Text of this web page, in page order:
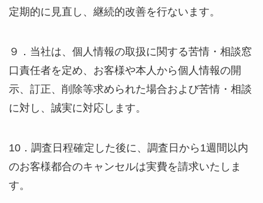
定期的に見直し、継続的改善を行ないます。
９．当社は、個人情報の取扱に関する苦情・相談窓
口責任者を定め、お客様や本人から個人情報の開
示、訂正、削除等求められた場合および苦情・相談
に対し、誠実に対応します。
10．調査日程確定した後に、調査日から1週間以内
のお客様都合のキャンセルは実費を請求いたしま
す。